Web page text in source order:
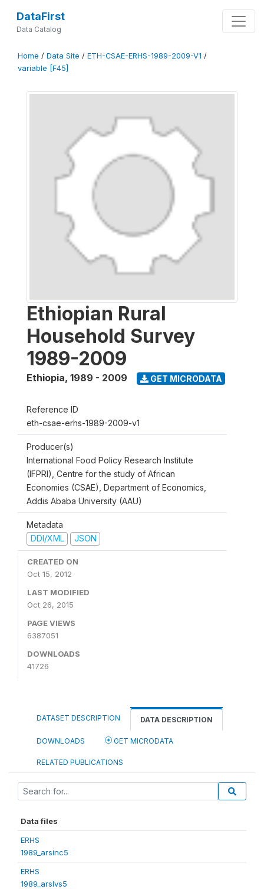
DataFirst
Data Catalog
Home / Data Site / ETH-CSAE-ERHS-1989-2009-V1 /
variable [F45]
Ethiopian Rural
Household Survey
1989-2009
Ethiopia, 1989 - 2009 GET MICRODATA
Reference ID
eth-csae-erhs-1989-2009-v1
Producer(s)
International Food Policy Research Institute
(IFPRI), Centre for the study of African
Economies (CSAE), Department of Economics,
Addis Ababa University (AAU)
Metadata
DDI/XML
JSON
CREATED ON
Oct 15, 2012
LAST MODIFIED
Oct 26, 2015
PAGE VIEWS
6387051
DOWNLOADS
41726
DATASET DESCRIPTION DATA DESCRIPTION
DOWNLOADS GET MICRODATA
RELATED PUBLICATIONS
Data files
ERHS
1989_arsinc5
ERHS
1989_arslvs5